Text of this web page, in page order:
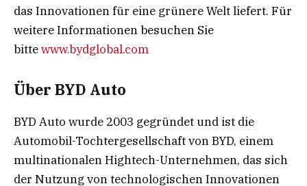
das Innovationen für eine grünere Welt liefert. Für
weitere Informationen besuchen Sie
bittewww.bydglobal.com
Über BYD Auto
BYD Auto wurde 2003 gegründet und ist die
Automobil-Tochtergesellschaft von BYD, einem
multinationalen Hightech-Unternehmen, das sich
der Nutzung von technologischen Innovationen